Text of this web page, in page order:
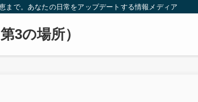
まで。あなたの日常をアップデートする情報メディア
3の場所）